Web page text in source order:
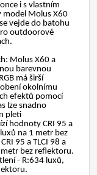
i s vlastním
model Molus X60
vejde do batohu
outdoorové
Molus X60 a
barevnou
má širší
okolnímu
efektů pomocí
lze snadno
pleti
hodnoty CRI 95 a
na 1 metr bez
95 a TLCI 98 a
bez reflektoru.
- R:634 luxů,